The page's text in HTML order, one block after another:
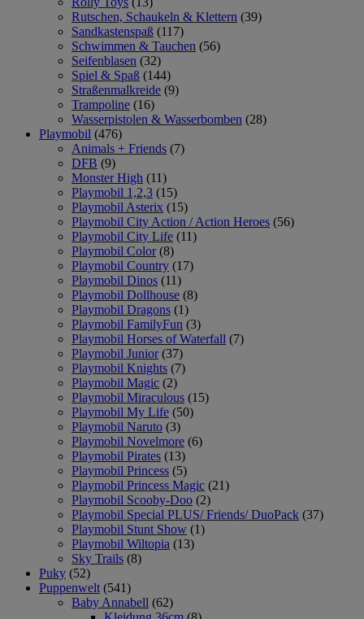
Rutschen, Schaukeln & Klettern (39)
Sandkastenspaß (117)
Schwimmen & Tauchen (56)
Seifenblasen (32)
Spiel & Spaß (144)
Straßenmalkreide (9)
Trampoline (16)
Wasserpistolen & Wasserbomben (28)
Playmobil (476)
Animals + Friends (7)
DFB (9)
Monster High (11)
Playmobil 1,2,3 (15)
Playmobil Asterix (15)
Playmobil City Action / Action Heroes (56)
Playmobil City Life (11)
Playmobil Color (8)
Playmobil Country (17)
Playmobil Dinos (11)
Playmobil Dollhouse (8)
Playmobil Dragons (1)
Playmobil FamilyFun (3)
Playmobil Horses of Waterfall (7)
Playmobil Junior (37)
Playmobil Knights (7)
Playmobil Magic (2)
Playmobil Miraculous (15)
Playmobil My Life (50)
Playmobil Naruto (3)
Playmobil Novelmore (6)
Playmobil Pirates (13)
Playmobil Princess (5)
Playmobil Princess Magic (21)
Playmobil Scooby-Doo (2)
Playmobil Special PLUS/ Friends/ DuoPack (37)
Playmobil Stunt Show (1)
Playmobil Wiltopia (13)
Sky Trails (8)
Puky (52)
Puppenwelt (541)
Baby Annabell (62)